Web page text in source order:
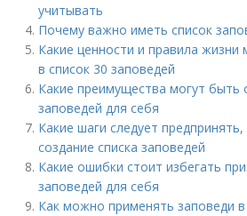
учитывать
Почему важно иметь список
Какие ценности и правила
в список 30 заповедей
Какие преимущества могут быть
заповедей для себя
Какие шаги следует
создание списка заповедей
Какие ошибки стоит избегать
заповедей для себя
Как можно применять заповеди